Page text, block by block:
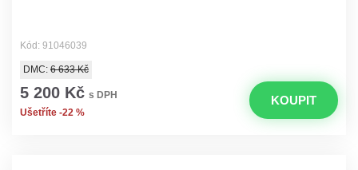
Kód: 91046039
DMC: 6 633 Kč
5 200 Kč s DPH
Ušetříte -22 %
KOUPIT